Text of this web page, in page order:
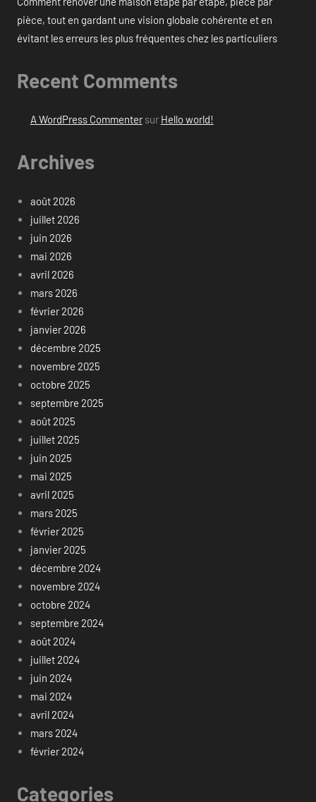
pièce, tout en gardant une vision globale cohérente et en
évitant les erreurs les plus fréquentes chez les particuliers
Recent Comments
A WordPress Commentersur Hello world!
Archives
août 2026
juillet 2026
juin 2026
mai 2026
avril 2026
mars 2026
février 2026
janvier 2026
décembre 2025
novembre 2025
octobre 2025
septembre 2025
août 2025
juillet 2025
juin 2025
mai 2025
avril 2025
mars 2025
février 2025
janvier 2025
décembre 2024
novembre 2024
octobre 2024
septembre 2024
août 2024
juillet 2024
juin 2024
mai 2024
avril 2024
mars 2024
février 2024
Categories